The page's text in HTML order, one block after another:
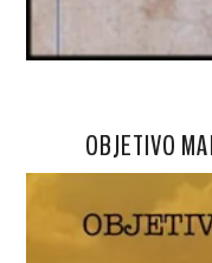
OBJETIVO